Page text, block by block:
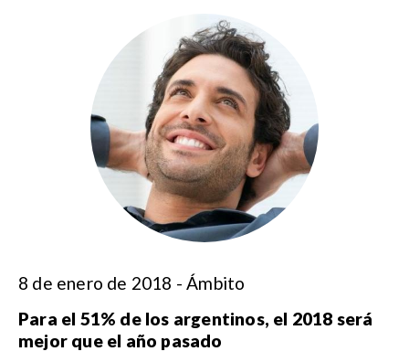
8 de enero de 2018 - Ámbito
Para el 51% de los argentinos, el 2018 será
mejor que el año pasado